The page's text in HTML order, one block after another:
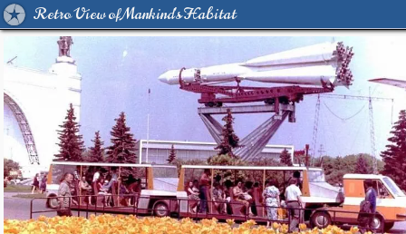
Retro View of Mankind's Habitat